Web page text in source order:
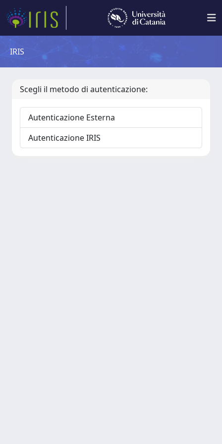
IRIS
Scegli il metodo di autenticazione:
Autenticazione Esterna
Autenticazione IRIS